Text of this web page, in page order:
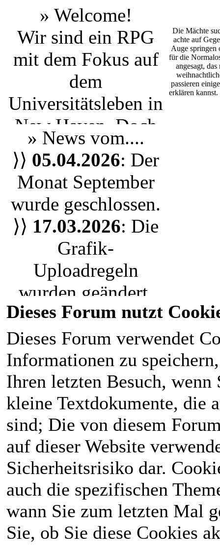
» Welcome!
Wir sind ein RPG
mit dem Fokus auf
dem
Universitätsleben in
New Haven . Doch
egal ob du einen
Studenten aus Yale
spielen möchtest
oder nur einen
Bewohner der Stadt
jeder ist herzlich
eingeladen unserem
RPG Leben
einzuhauchen. Die
magische Welt liegt
für den
Normalbürger im
Verborgenen.
Deswegen kann
man bei uns sowohl
Reallifespielen, als
auch Menschen mit
besonderen
Fähigkeiten. Du
Die Mächte
achte auf
Auge springen
für die
angesagt,
passieren
erklären
» News vom....
⟩⟩ 05.04.2026: Der
Monat September
wurde geschlossen.
⟩⟩ 17.03.2026: Die
Grafik-
Uploadregeln
wurden geändert.
Wir nutzen nun das
Uploadsystem. Bitte
ladet eure Grafiken
neu hoch.
⟩⟩28.02.2026:
Aktivitätsregeln
wurden festgehalten
und ab heute gibt es
jeden Monat eine
Whitelist.
⟩⟩27.01.2026: Das
Dieses Forum nutzt
Dieses Forum verwendet
Informationen zu
Ihren letzten Besuch,
kleine Textdokumente, die
sind; Die von diesem
auf dieser Website
Sicherheitsrisiko dar.
auch die spezifischen
wann Sie zum letzten Mal
Sie, ob Sie diese Cookies